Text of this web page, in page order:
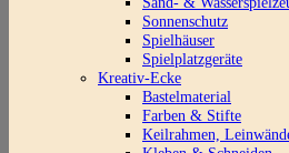
Sonnenschutz
Spielhäuser
Spielplatzgeräte
Kreativ-Ecke
Bastelmaterial
Farben & Stifte
Keilrahmen,